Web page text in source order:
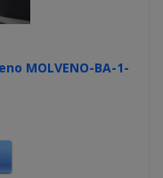
MOLVENO-BA-1-